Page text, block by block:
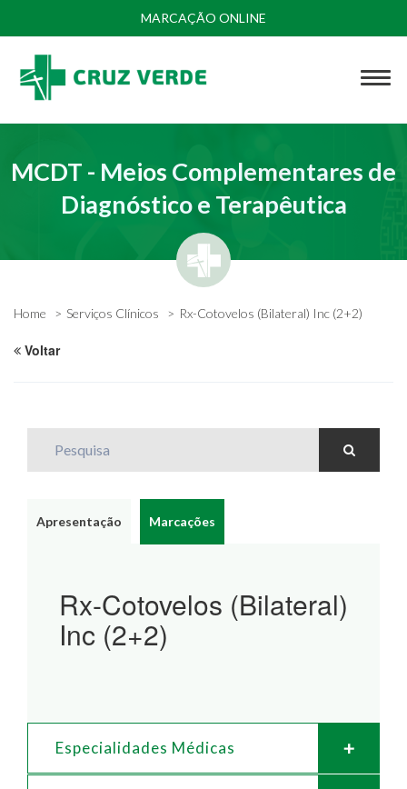
MARCAÇÃO ONLINE
MCDT - Meios Complementares de
Diagnóstico e Terapêutica
Home Serviços Clínicos Rx-Cotovelos (Bilateral) Inc (2+2)
Voltar
Apresentação Marcações
Rx-Cotovelos (Bilateral)
Inc (2+2)
Especialidades Médicas